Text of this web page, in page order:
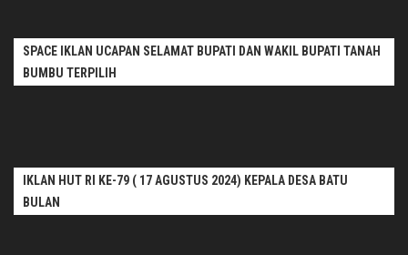
SPACE IKLAN UCAPAN SELAMAT BUPATI DAN WAKIL BUPATI TANAH
BUMBU TERPILIH
IKLAN HUT RI KE-79 ( 17 AGUSTUS 2024) KEPALA DESA BATU
BULAN